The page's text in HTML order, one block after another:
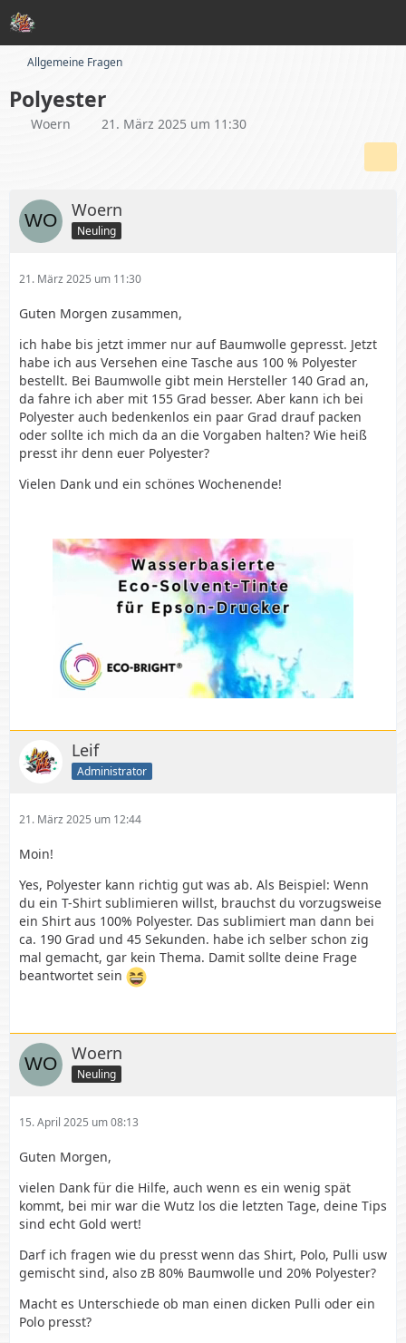
Allgemeine Fragen
Polyester
Woern 21. März 2025 um 11:30
Woern
Neuling
21. März 2025 um 11:30
Guten Morgen zusammen,
ich habe bis jetzt immer nur auf Baumwolle gepresst. Jetzt
habe ich aus Versehen eine Tasche aus 100 % Polyester
bestellt. Bei Baumwolle gibt mein Hersteller 140 Grad an,
da fahre ich aber mit 155 Grad besser. Aber kann ich bei
Polyester auch bedenkenlos ein paar Grad drauf packen
oder sollte ich mich da an die Vorgaben halten? Wie heiß
presst ihr denn euer Polyester?
Vielen Dank und ein schönes Wochenende!
Leif
Administrator
21. März 2025 um 12:44
Moin!
Yes, Polyester kann richtig gut was ab. Als Beispiel: Wenn
du ein T-Shirt sublimieren willst, brauchst du vorzugsweise
ein Shirt aus 100% Polyester. Das sublimiert man dann bei
ca. 190 Grad und 45 Sekunden. habe ich selber schon zig
mal gemacht, gar kein Thema. Damit sollte deine Frage
beantwortet sein
Woern
Neuling
15. April 2025 um 08:13
Guten Morgen,
vielen Dank für die Hilfe, auch wenn es ein wenig spät
kommt, bei mir war die Wutz los die letzten Tage, deine Tips
sind echt Gold wert!
Darf ich fragen wie du presst wenn das Shirt, Polo, Pulli usw
gemischt sind, also zB 80% Baumwolle und 20% Polyester?
Macht es Unterschiede ob man einen dicken Pulli oder ein
Polo presst?